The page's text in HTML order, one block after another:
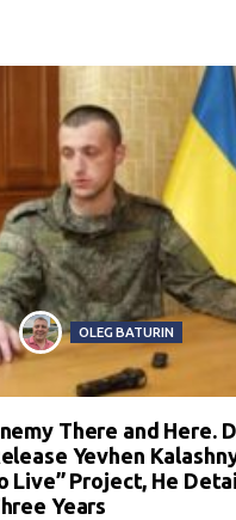
OLEG BATURIN
There and Here.
Yevhen
Live” Project, He
Years